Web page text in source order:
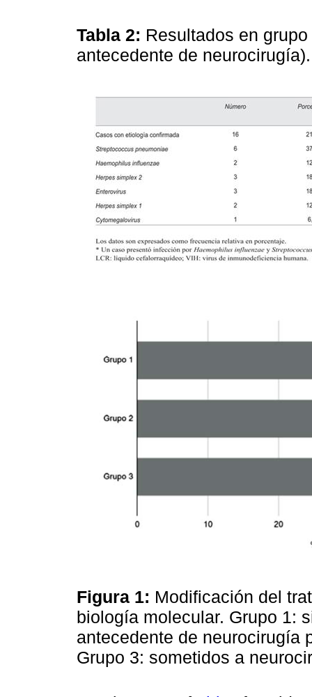
Tabla 2: Resultados en
antecedente de
Figura 1: Modificación del
biología molecular. Grupo 1:
antecedente de neurocirugía
Grupo 3: sometidos a